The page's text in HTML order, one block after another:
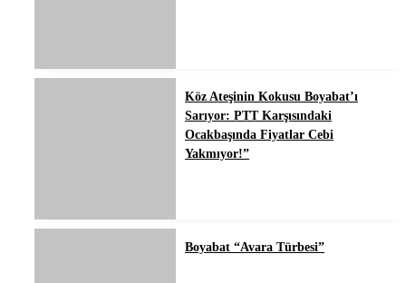
Köz Ateşinin Kokusu Boyabat’ı
Sarıyor: PTT Karşısındaki
Ocakbaşında Fiyatlar Cebi
Yakmıyor!”
Boyabat “Avara Türbesi”